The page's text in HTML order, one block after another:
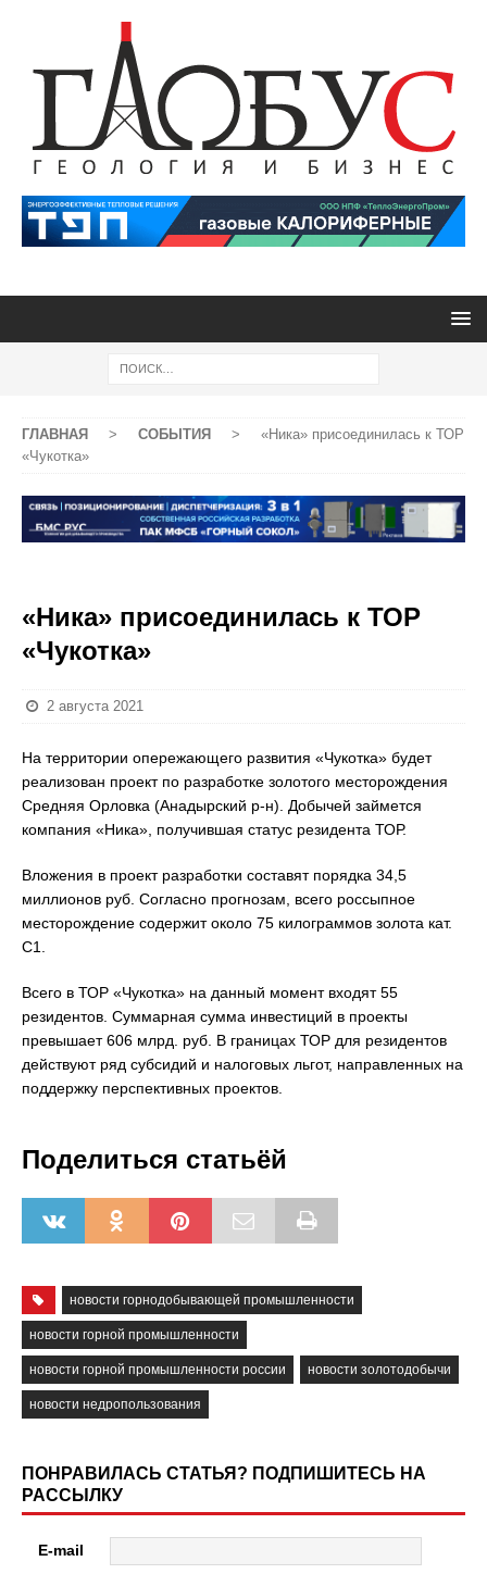
ГЛАВНАЯ > СОБЫТИЯ >
«Ника» присоединилась к ТОР
«Чукотка»
«Ника» присоединилась к ТОР
«Чукотка»
2 августа 2021
На территории опережающего развития «Чукотка» будет
реализован проект по разработке золотого месторождения
Средняя Орловка (Анадырский р-н). Добычей займется
компания «Ника», получившая статус резидента ТОР.
Вложения в проект разработки составят порядка 34,5
миллионов руб. Согласно прогнозам, всего россыпное
месторождение содержит около 75 килограммов золота кат.
С1.
Всего в ТОР «Чукотка» на данный момент входят 55
резидентов. Суммарная сумма инвестиций в проекты
превышает 606 млрд. руб. В границах ТОР для резидентов
действуют ряд субсидий и налоговых льгот, направленных на
поддержку перспективных проектов.
Поделиться статьёй
новости горнодобывающей промышленности
новости горной промышленности
новости горной промышленности россии новости золотодобычи
новости недропользования
ПОНРАВИЛАСЬ СТАТЬЯ? ПОДПИШИТЕСЬ НА
РАССЫЛКУ
E-mail